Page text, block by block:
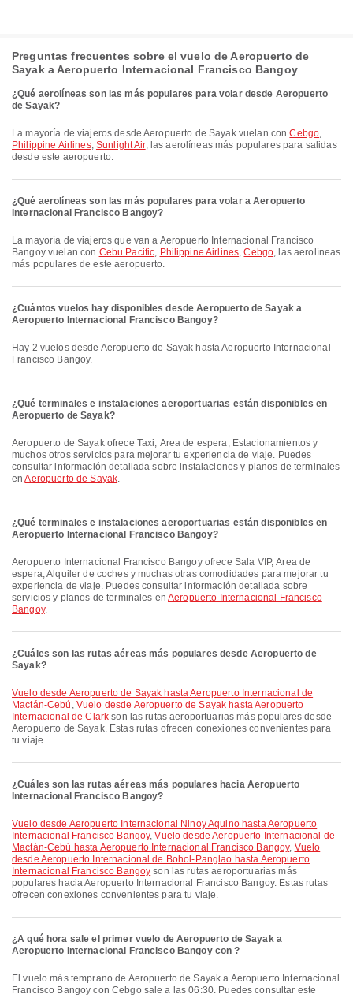
Preguntas frecuentes sobre el vuelo de Aeropuerto de
Sayak a Aeropuerto Internacional Francisco Bangoy
¿Qué aerolíneas son las más populares para volar desde Aeropuerto
de Sayak?
La mayoría de viajeros desde Aeropuerto de Sayak vuelan conCebgo,
Philippine Airlines, Sunlight Air, las aerolíneas más populares para salidas
desde este aeropuerto.
¿Qué aerolíneas son las más populares para volar a Aeropuerto
Internacional Francisco Bangoy?
La mayoría de viajeros que van a Aeropuerto Internacional Francisco
Bangoy vuelan con Cebu Pacific, Philippine Airlines,Cebgo, las aerolíneas
más populares de este aeropuerto.
¿Cuántos vuelos hay disponibles desde Aeropuerto de Sayak a
Aeropuerto Internacional Francisco Bangoy?
Hay 2 vuelos desde Aeropuerto de Sayak hasta Aeropuerto Internacional
Francisco Bangoy.
¿Qué terminales e instalaciones aeroportuarias están disponibles en
Aeropuerto de Sayak?
Aeropuerto de Sayak ofrece Taxi, Área de espera, Estacionamientos y
muchos otros servicios para mejorar tu experiencia de viaje. Puedes
consultar información detallada sobre instalaciones y planos de terminales
enAeropuerto de Sayak.
¿Qué terminales e instalaciones aeroportuarias están disponibles en
Aeropuerto Internacional Francisco Bangoy?
Aeropuerto Internacional Francisco Bangoy ofrece Sala VIP, Área de
espera, Alquiler de coches y muchas otras comodidades para mejorar tu
experiencia de viaje. Puedes consultar información detallada sobre
servicios y planos de terminales enAeropuerto Internacional Francisco
Bangoy.
¿Cuáles son las rutas aéreas más populares desde Aeropuerto de
Sayak?
Vuelo desde Aeropuerto de Sayak hasta Aeropuerto Internacional de
Mactán-Cebú , Vuelo desde Aeropuerto de Sayak hasta Aeropuerto
Internacional de Clark son las rutas aeroportuarias más populares desde
Aeropuerto de Sayak. Estas rutas ofrecen conexiones convenientes para
tu viaje.
¿Cuáles son las rutas aéreas más populares hacia Aeropuerto
Internacional Francisco Bangoy?
Vuelo desde Aeropuerto Internacional Ninoy Aquino hasta Aeropuerto
Internacional Francisco Bangoy,Vuelo desde Aeropuerto Internacional de
Mactán-Cebú hasta Aeropuerto Internacional Francisco Bangoy, Vuelo
desde Aeropuerto Internacional de Bohol-Panglao hasta Aeropuerto
Internacional Francisco Bangoy son las rutas aeroportuarias más
populares hacia Aeropuerto Internacional Francisco Bangoy. Estas rutas
ofrecen conexiones convenientes para tu viaje.
¿A qué hora sale el primer vuelo de Aeropuerto de Sayak a
Aeropuerto Internacional Francisco Bangoy con ?
El vuelo más temprano de Aeropuerto de Sayak a Aeropuerto Internacional
Francisco Bangoy con Cebgo sale a las 06:30. Puedes consultar este